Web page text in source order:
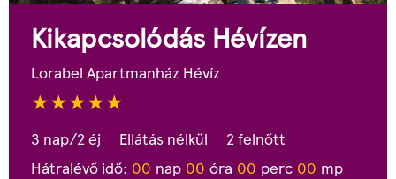
Kikapcsolódás Hévízen
Lorabel Apartmanház Hévíz
3 nap/2 éj Ellátás nélkül
2 felnőtt
Hátralévő idő: 00 nap 00 óra 00 perc 00 mp